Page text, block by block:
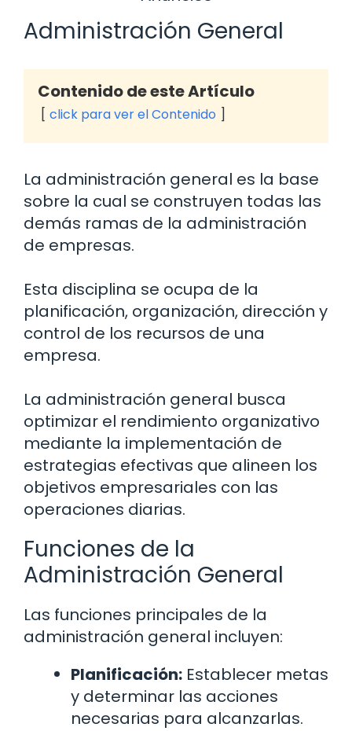
Administración General
Contenido de este Artículo
click para ver el Contenido
La administración general es la base
sobre la cual se construyen todas las
demás ramas de la administración
de empresas.
Esta disciplina se ocupa de la
planificación, organización, dirección y
control de los recursos de una
empresa.
La administración general busca
optimizar el rendimiento organizativo
mediante la implementación de
estrategias efectivas que alineen los
objetivos empresariales con las
operaciones diarias.
Funciones de la
Administración General
Las funciones principales de la
administración general incluyen:
Planificación: Establecer metas
y determinar las acciones
necesarias para alcanzarlas.